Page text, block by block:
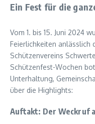
Ein Fest für die
Vom 1. bis 15. Juni 2024
Feierlichkeiten anlässlich
Schützenvereins
Schützenfest-Wochen
Unterhaltung,
über die Highlights:
Auftakt: Der Weckruf